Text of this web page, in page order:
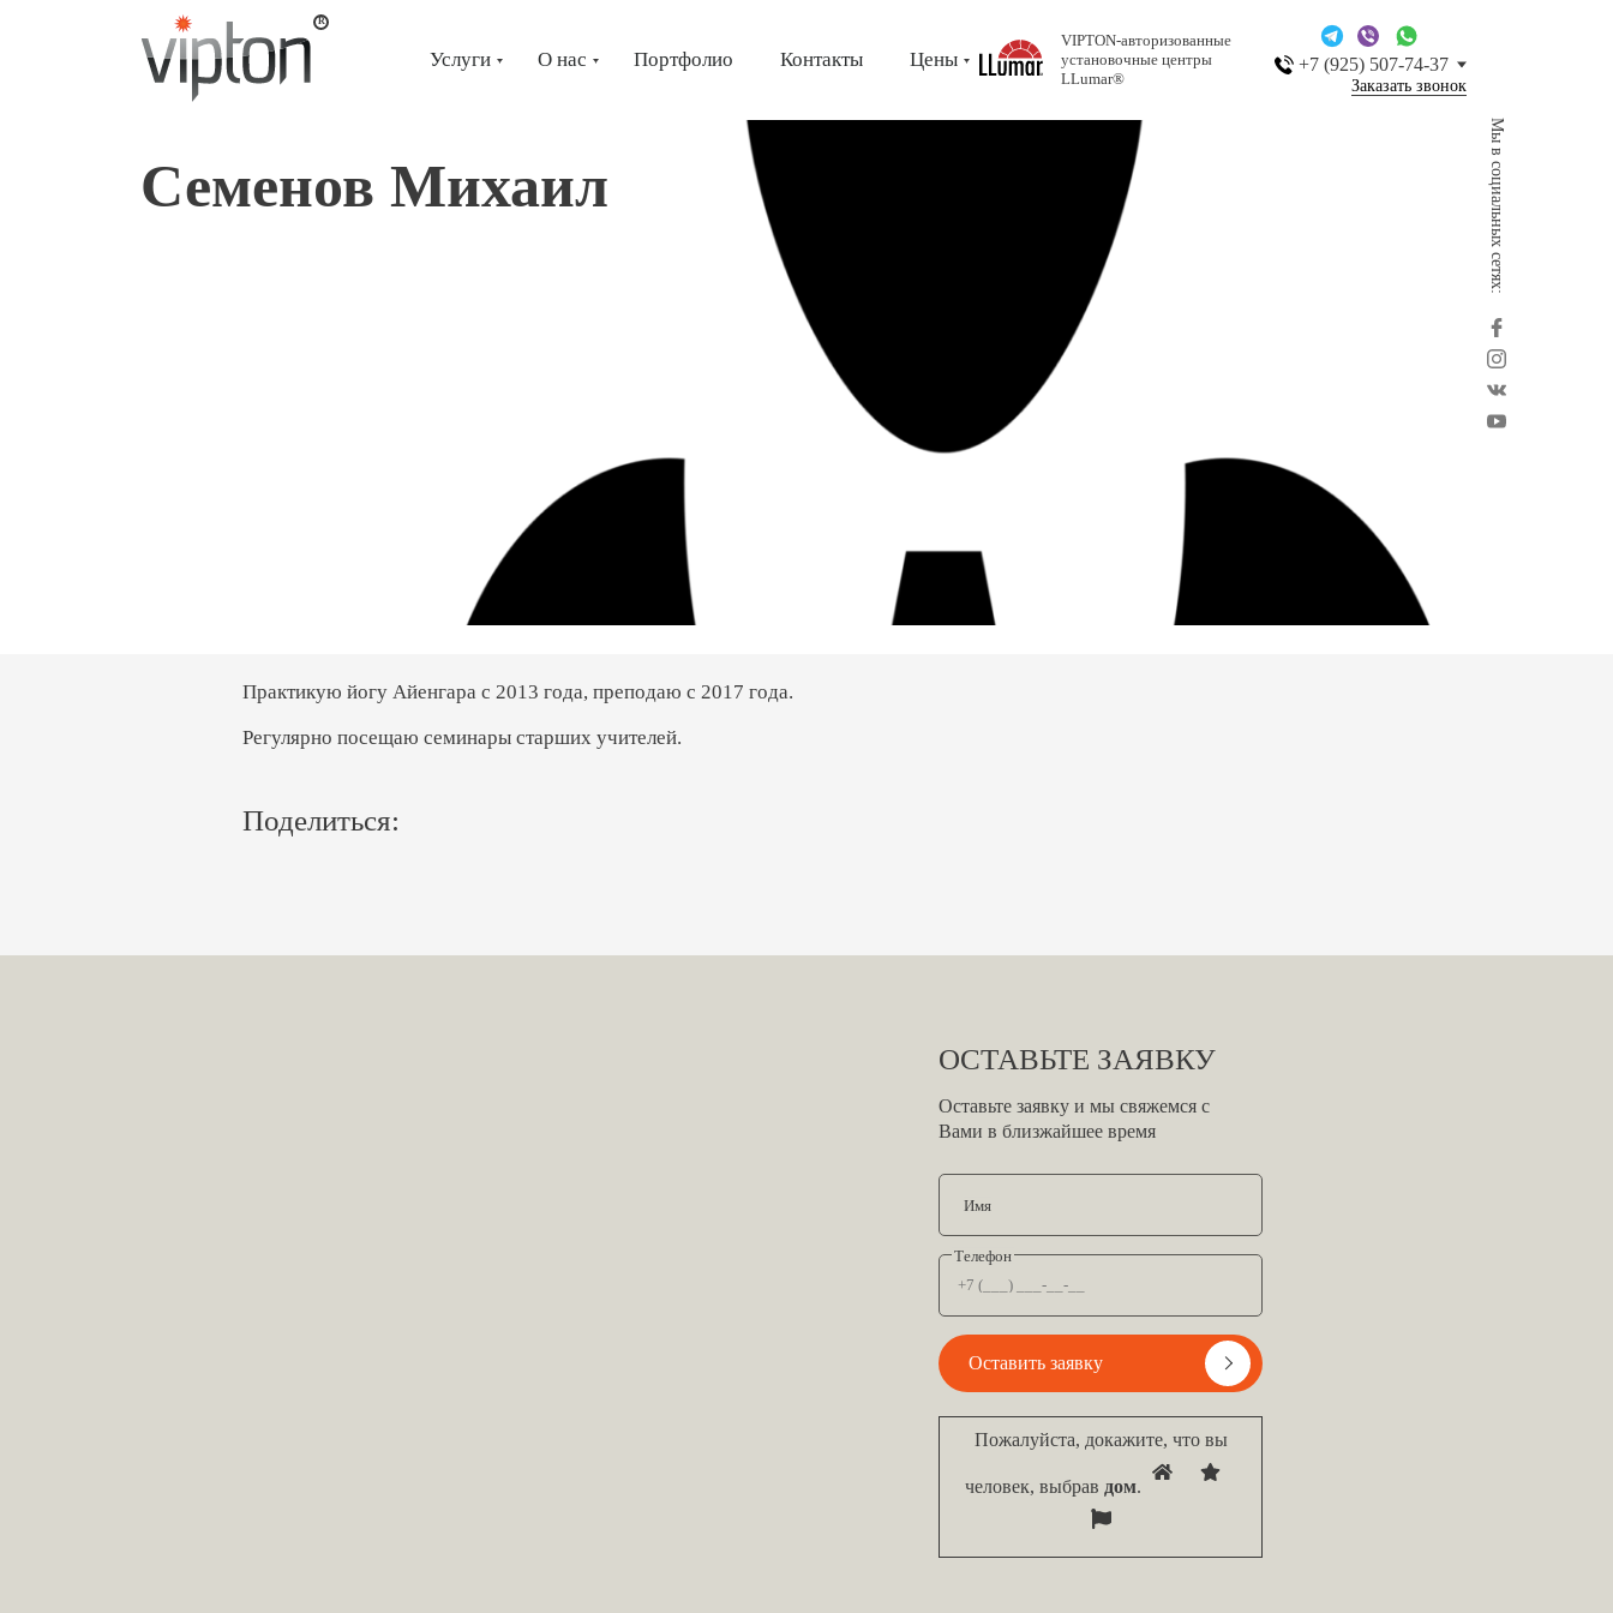
Услуги О нас Портфолио Контакты Цены
VIPTON-авторизованные
установочные центры
LLumar®
+7 (925) 507-74-37
Заказать звонок
Семенов Михаил Мы в социальных сетях:
Практикую йогу Айенгара с 2013 года, преподаю с 2017 года.
Регулярно посещаю семинары старших учителей.
Поделиться:
ОСТАВЬТЕ ЗАЯВКУ
Оставьте заявку и мы свяжемся с
Вами в близжайшее время
Имя
Телефон
Оставить заявку
Пожалуйста, докажите, что вы
человек, выбрав дом.